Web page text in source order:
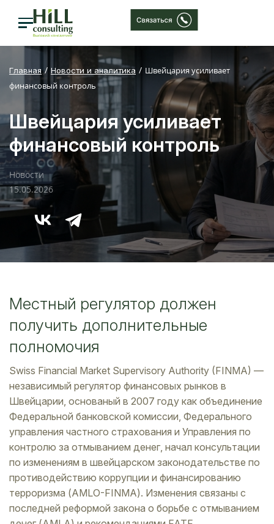
Главная Новости и аналитика
Швейцария усиливает
финансовый контроль
Швейцария усиливает
финансовый контроль
Новости
15.05.2026
Местный регулятор должен
получить дополнительные
полномочия
Swiss Financial Market Supervisory Authority (FINMA) —
независимый регулятор финансовых рынков в
Швейцарии, основаный в 2007 году как объединение
Федеральной банковской комиссии, Федерального
управления частного страхования и Управления по
контролю за отмыванием денег, начал консультации
по изменениям в швейцарском законодательстве по
противодействию коррупции и финансированию
терроризма (AMLO-FINMA). Изменения связаны с
последней реформой закона о борьбе с отмыванием